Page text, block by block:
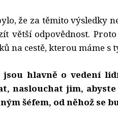
že za těmito výsledky
větší odpovědnost.
na cestě, kterou máme s
jsou hlavně o vedení
naslouchat jim,
šéfem, od něhož se